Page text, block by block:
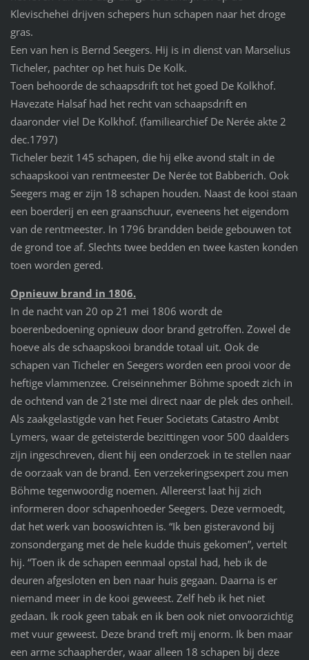
Klevischehei drijven schepers hun schapen naar het droge
gras.
Een van hen is Bernd Seegers. Hij is in dienst van Marselius
Ticheler, pachter op het huis De Kolk.
Toen behoorde de schaapsdrift tot het goed De Kolkhof.
Havezate Halsaf had het recht van schaapsdrift en
daaronder viel De Kolkhof. (familiearchief De Nerée akte 2
dec.1797)
Ticheler bezit 145 schapen, die hij elke avond stalt in de
schaapskooi van rentmeester De Nerée tot Babberich. Ook
Seegers mag er zijn 18 schapen houden. Naast de kooi staan
een boerderij en een graanschuur, eveneens het eigendom
van de rentmeester. In 1796 brandden beide gebouwen tot
de grond toe af. Slechts twee bedden en twee kasten konden
toen worden gered.
Opnieuw brand in 1806.
In de nacht van 20 op 21 mei 1806 wordt de
boerenbedoening opnieuw door brand getroffen. Zowel de
hoeve als de schaapskooi brandde totaal uit. Ook de
schapen van Ticheler en Seegers worden een prooi voor de
heftige vlammenzee. Creiseinnehmer Böhme spoedt zich in
de ochtend van de 21ste mei direct naar de plek des onheil.
Als zaakgelastigde van het Feuer Societats Catastro Ambt
Lymers, waar de geteisterde bezittingen voor 500 daalders
zijn ingeschreven, dient hij een onderzoek in te stellen naar
de oorzaak van de brand. Een verzekeringsexpert zou men
Böhme tegenwoordig noemen. Allereerst laat hij zich
informeren door schapenhoeder Seegers. Deze vermoedt,
dat het werk van booswichten is. “Ik ben gisteravond bij
zonsondergang met de hele kudde thuis gekomen”, vertelt
hij. “Toen ik de schapen eenmaal opstal had, heb ik de
deuren afgesloten en ben naar huis gegaan. Daarna is er
niemand meer in de kooi geweest. Zelf heb ik het niet
gedaan. Ik rook geen tabak en ik ben ook niet onvoorzichtig
met vuur geweest. Deze brand treft mij enorm. Ik ben maar
een arme schaapherder, waar alleen 18 schapen bij deze